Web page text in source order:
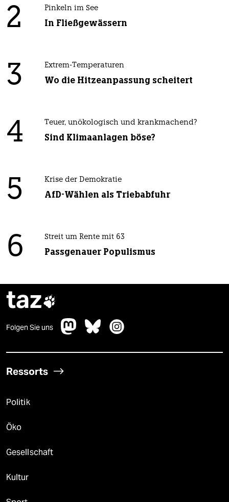
2 Pinkeln im See
In Fließgewässern
3 Extrem-Temperaturen
Wo die Hitzeanpassung scheitert
4 Teuer, unökologisch und krankmachend?
Sind Klimaanlagen böse?
5 Krise der Demokratie
AfD-Wählen als Triebabfuhr
6 Streit um Rente mit 63
Passgenauer Populismus
taz
Folgen Sie uns
Ressorts
Politik
Öko
Gesellschaft
Kultur